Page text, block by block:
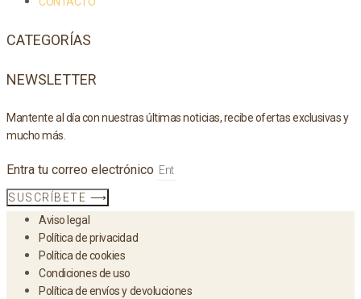
CATEGORÍAS
NEWSLETTER
Mantente al día con nuestras últimas noticias, recibe ofertas exclusivas y
mucho más.
Entra tu correo electrónico
SUSCRÍBETE ⟶
Aviso legal
Política de privacidad
Política de cookies
Condiciones de uso
Política de envíos y devoluciones